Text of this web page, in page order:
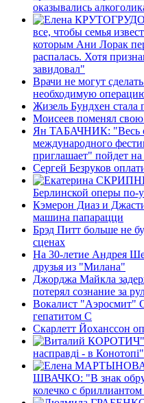
оказывались
все, чтобы семья
которым Ани Лорак
распалась. Хотя
завидовал"
Врачи не могут
необходимую
Жизель Бундхен стала
Моисеев поменял
Ян ТАБАЧНИК: "Весь
международного
приглашает" пойдет
Сергей Безруков
Берлинской оперы по-
Кэмерон Диаз и
машина папарацци
Брэд Питт больше не
сценах
На 30-летие Андрея
друзья из "Милана"
Джорджа Майкла
потерял сознание за
Вокалист "Аэросмит"
гепатитом С
Скарлетт Йоханссон
насправдi - в Конотопi"
ШВАЧКО: "В знак
колечко с